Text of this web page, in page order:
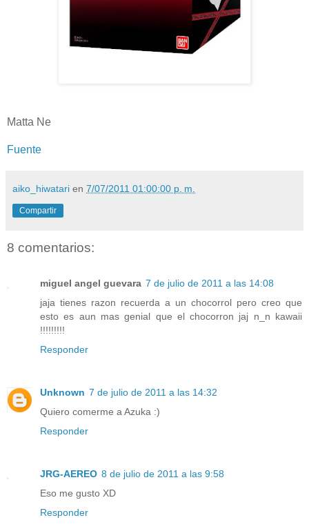
Matta Ne
Fuente
aiko_hiwatari en 7/07/2011 01:00:00 p. m.
Compartir
8 comentarios:
miguel angel guevara 7 de julio de 2011 a las 14:08
jaja tienes razon recuerda a un chocorrol pero creo que
esto es aun mas genial que el chocorron jaj n_n kawaii
!!!!!!!!!
Responder
Unknown 7 de julio de 2011 a las 14:32
Quiero comerme a Azuka :)
Responder
JRG-AEREO 8 de julio de 2011 a las 9:58
Eso me gusto XD
Responder